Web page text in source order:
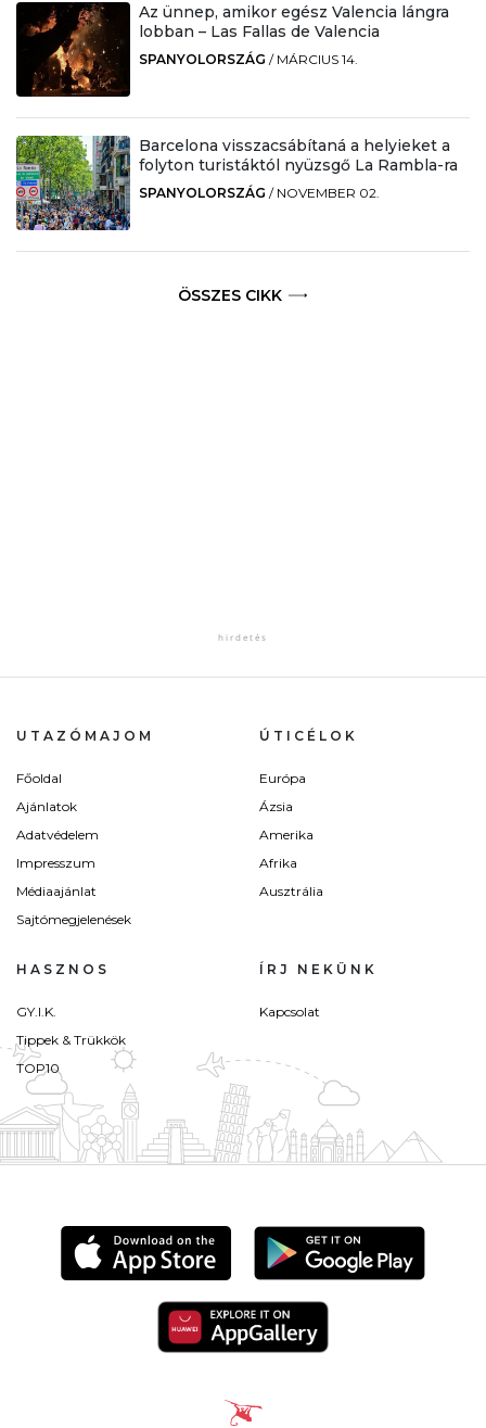
Az ünnep, amikor egész Valencia lángra
lobban – Las Fallas de Valencia
SPANYOLORSZÁG / MÁRCIUS 14.
Barcelona visszacsábítaná a helyieket a
folyton turistáktól nyüzsgő La Rambla-ra
SPANYOLORSZÁG / NOVEMBER 02.
ÖSSZES CIKK
UTAZÓMAJOM
Főoldal
Ajánlatok
Adatvédelem
Impresszum
Médiaajánlat
Sajtómegjelenések
ÚTICÉLOK
Európa
Ázsia
Amerika
Afrika
Ausztrália
HASZNOS
GY.I.K.
Tippek & Trükkök
TOP10
ÍRJ NEKÜNK
Kapcsolat